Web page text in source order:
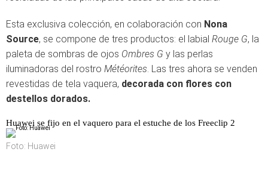
Esta exclusiva colección, en colaboración con Nona
Source, se compone de tres productos: el labial Rouge G, la
paleta de sombras de ojos Ombres G y las perlas
iluminadoras del rostro Météorites. Las tres ahora se venden
revestidas de tela vaquera, decorada con flores con
destellos dorados.
Huawei se fijo en el vaquero para el estuche de los Freeclip 2
Foto: Huawei